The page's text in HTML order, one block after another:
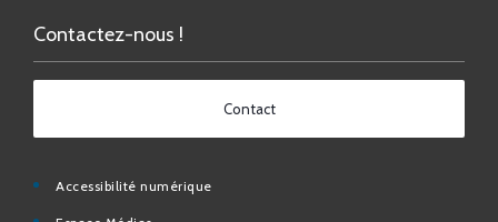
Contact
Accessibilité numérique